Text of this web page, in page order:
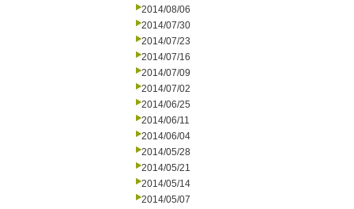
2014/08/06
2014/07/30
2014/07/23
2014/07/16
2014/07/09
2014/07/02
2014/06/25
2014/06/11
2014/06/04
2014/05/28
2014/05/21
2014/05/14
2014/05/07